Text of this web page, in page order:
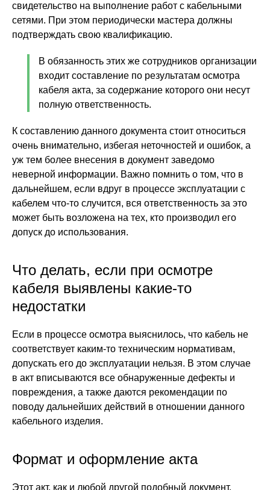
свидетельство на выполнение работ с кабельными
сетями. При этом периодически мастера должны
подтверждать свою квалификацию.
В обязанность этих же сотрудников организации
входит составление по результатам осмотра
кабеля акта, за содержание которого они несут
полную ответственность.
К составлению данного документа стоит относиться
очень внимательно, избегая неточностей и ошибок, а
уж тем более внесения в документ заведомо
неверной информации. Важно помнить о том, что в
дальнейшем, если вдруг в процессе эксплуатации с
кабелем что-то случится, вся ответственность за это
может быть возложена на тех, кто производил его
допуск до использования.
Что делать, если при осмотре
кабеля выявлены какие-то
недостатки
Если в процессе осмотра выяснилось, что кабель не
соответствует каким-то техническим нормативам,
допускать его до эксплуатации нельзя. В этом случае
в акт вписываются все обнаруженные дефекты и
повреждения, а также даются рекомендации по
поводу дальнейших действий в отношении данного
кабельного изделия.
Формат и оформление акта
Этот акт, как и любой другой подобный документ,